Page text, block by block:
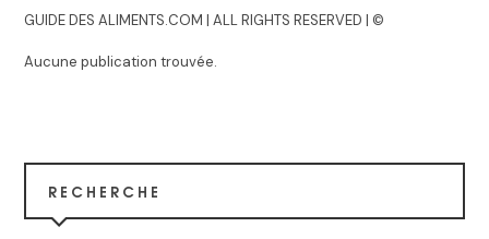
GUIDE DES ALIMENTS.COM | ALL RIGHTS RESERVED | ©
Aucune publication trouvée.
RECHERCHE